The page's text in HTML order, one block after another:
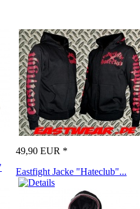
49,90 EUR *
Eastfight Jacke "Hateclub"...